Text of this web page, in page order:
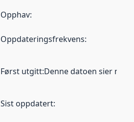
Opphav:
Oppdateringsfrekvens:
Først utgitt:Denne datoen sier når
Sist oppdatert: